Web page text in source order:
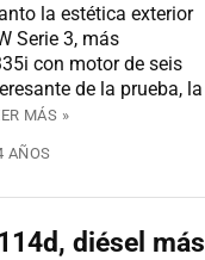
la estética exterior
Serie 3, más
con motor de seis
de la prueba, la
MÁS »
AÑOS
diésel más